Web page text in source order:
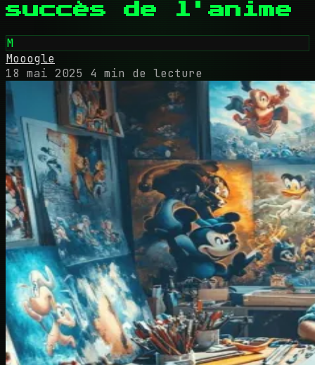
succès de l'anime
M
Mooogle
18 mai 2025
4 min de lecture